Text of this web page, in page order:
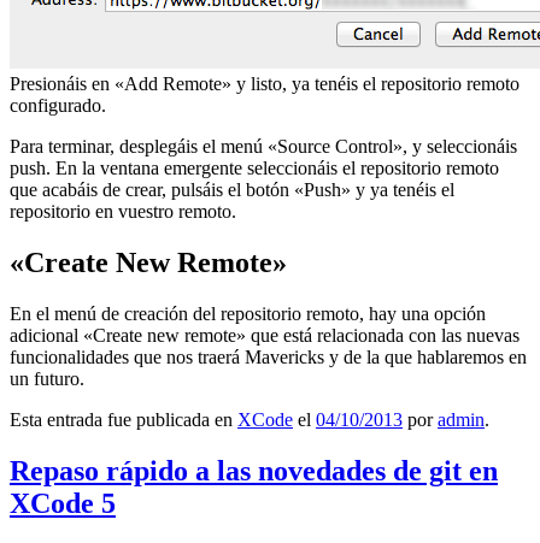
Presionáis en «Add Remote» y listo, ya tenéis el repositorio remoto
configurado.
Para terminar, desplegáis el menú «Source Control», y seleccionáis
push. En la ventana emergente seleccionáis el repositorio remoto
que acabáis de crear, pulsáis el botón «Push» y ya tenéis el
repositorio en vuestro remoto.
«Create New Remote»
En el menú de creación del repositorio remoto, hay una opción
adicional «Create new remote» que está relacionada con las nuevas
funcionalidades que nos traerá Mavericks y de la que hablaremos en
un futuro.
Esta entrada fue publicada en XCode el 04/10/2013 poradmin.
Repaso rápido a las novedades de git en
XCode 5